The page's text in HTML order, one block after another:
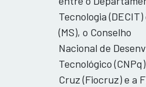
Tecnologia
(MS), o Conselho
Nacional de
Tecnológico
Cruz (Fiocruz) e a